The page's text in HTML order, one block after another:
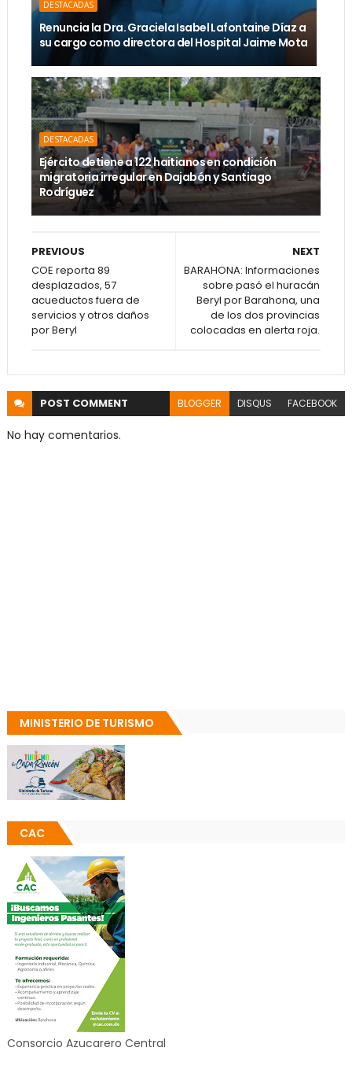
DESTACADAS
Renuncia la Dra. Graciela Isabel Lafontaine Díaz a
su cargo como directora del Hospital Jaime Mota
DESTACADAS
Ejército detiene a 122 haitianos en condición
migratoria irregular en Dajabón y Santiago
Rodríguez
NEXT
BARAHONA: Informaciones
sobre pasó el huracán
Beryl por Barahona, una
de los dos provincias
colocadas en alerta roja.
PREVIOUS
COE reporta 89
desplazados, 57
acueductos fuera de
servicios y otros daños
por Beryl
POST COMMENT BLOGGER DISQUS FACEBOOK
No hay comentarios.
MINISTERIO DE TURISMO
CAC
Consorcio Azucarero Central